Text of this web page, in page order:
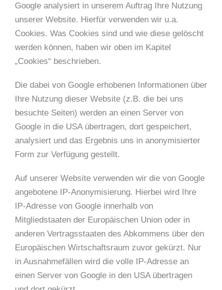
Google analysiert in unserem Auftrag Ihre Nutzung
unserer Website. Hierfür verwenden wir u.a.
Cookies. Was Cookies sind und wie diese gelöscht
werden können, haben wir oben im Kapitel
„Cookies“ beschrieben.
Die dabei von Google erhobenen Informationen über
Ihre Nutzung dieser Website (z.B. die bei uns
besuchte Seiten) werden an einen Server von
Google in die USA übertragen, dort gespeichert,
analysiert und das Ergebnis uns in anonymisierter
Form zur Verfügung gestellt.
Auf unserer Website verwenden wir die von Google
angebotene IP-Anonymisierung. Hierbei wird Ihre
IP-Adresse von Google innerhalb von
Mitgliedstaaten der Europäischen Union oder in
anderen Vertragsstaaten des Abkommens über den
Europäischen Wirtschaftsraum zuvor gekürzt. Nur
in Ausnahmefällen wird die volle IP-Adresse an
einen Server von Google in den USA übertragen